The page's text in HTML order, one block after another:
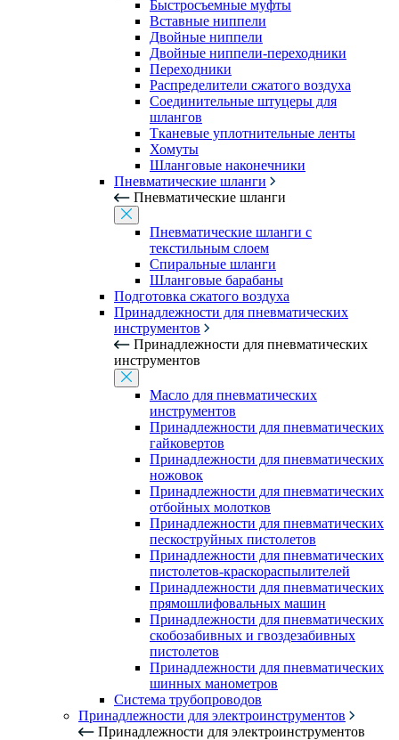
Быстросъемные муфты
Вставные ниппели
Двойные ниппели
Двойные ниппели-переходники
Переходники
Распределители сжатого воздуха
Соединительные штуцеры для
шлангов
Тканевые уплотнительные ленты
Хомуты
Шланговые наконечники
Пневматические шланги
Пневматические шланги
Пневматические шланги с
текстильным слоем
Спиральные шланги
Шланговые барабаны
Подготовка сжатого воздуха
Принадлежности для пневматических
инструментов
Принадлежности для пневматических
инструментов
Масло для пневматических
инструментов
Принадлежности для пневматических
гайковертов
Принадлежности для пневматических
ножовок
Принадлежности для пневматических
отбойных молотков
Принадлежности для пневматических
пескоструйных пистолетов
Принадлежности для пневматических
пистолетов-краскораспылителей
Принадлежности для пневматических
прямошлифовальных машин
Принадлежности для пневматических
скобозабивных и гвоздезабивных
пистолетов
Принадлежности для пневматических
шинных манометров
Система трубопроводов
Принадлежности для электроинструментов
Принадлежности для электроинструментов